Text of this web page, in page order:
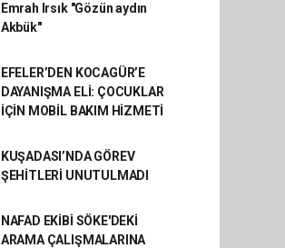
Emrah Irsık "Gözün aydın
Akbük"
EFELER’DEN KOCAGÜR’E
DAYANIŞMA ELİ: ÇOCUKLAR
İÇİN MOBİL BAKIM HİZMETİ
KUŞADASI’NDA GÖREV
ŞEHİTLERİ UNUTULMADI
NAFAD EKİBİ SÖKE'DEKİ
ARAMA ÇALIŞMALARINA